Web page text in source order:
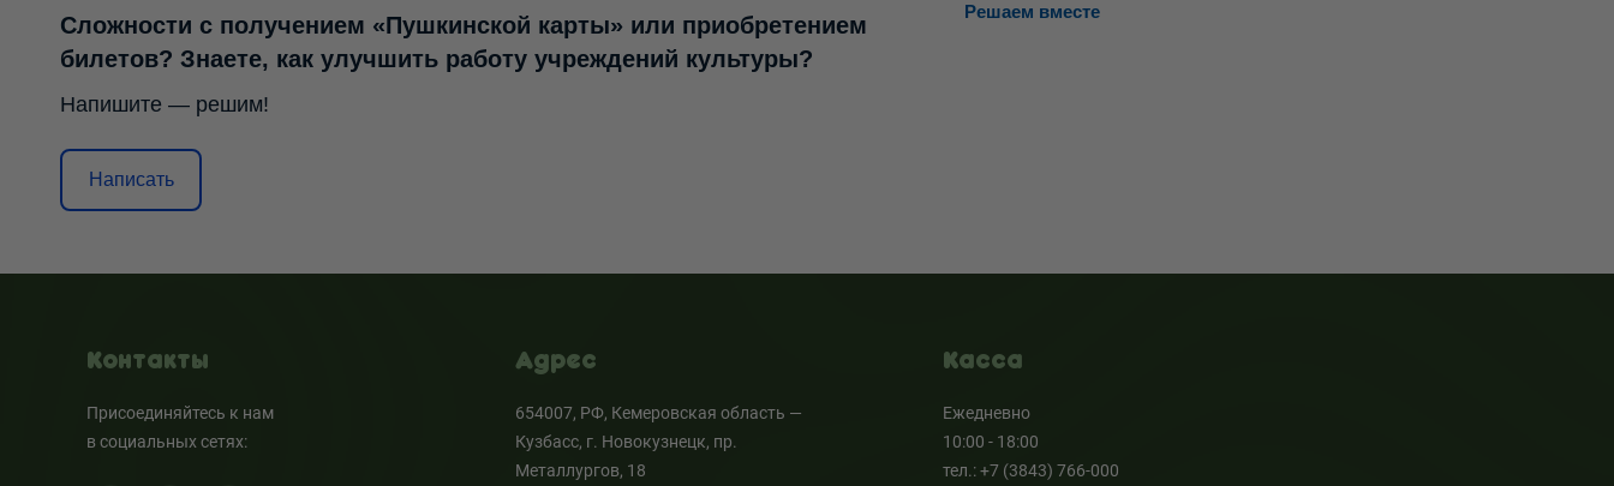
Решаем вместе
Сложности с получением «Пушкинской карты» или приобретением
билетов? Знаете, как улучшить работу учреждений культуры?
Напишите — решим!
Написать
Контакты
Присоединяйтесь к нам
в социальных сетях:
Адрес
654007, РФ, Кемеровская область —
Кузбасс, г. Новокузнецк, пр.
Металлургов, 18
Касса
Ежедневно
10:00 - 18:00
тел.: +7 (3843) 766-000